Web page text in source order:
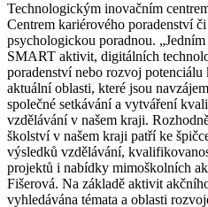
Technologickým inovačním
Centrem kariérového poradenství
psychologickou poradnou.
SMART aktivit, digitálních
poradenství nebo rozvoj
aktuální oblasti, které jsou
společné setkávání a vytváření
vzdělávání v našem kraji.
školství v našem kraji patří ke
výsledků vzdělávání,
projektů i nabídky mimoškolních
Fišerová. Na základě aktivit
vyhledávána témata a oblasti